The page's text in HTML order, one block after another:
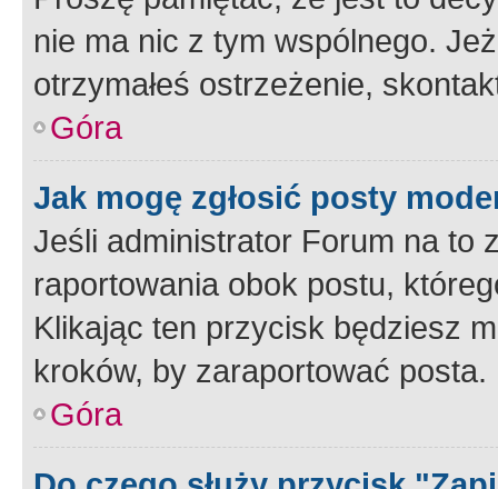
nie ma nic z tym wspólnego.
otrzymałeś ostrzeżenie,
Góra
Jak mogę zgłosić posty
Jeśli administrator Forum na to
raportowania obok postu,
Klikając ten przycisk będziesz
kroków, by zaraportować posta.
Góra